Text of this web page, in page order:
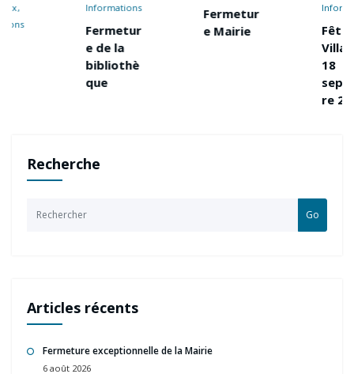
Informations
Fermetur
bibliothè
Fermetur
e Mairie
Informations
Fête du
Village –
septemb
re 2022
Recherche
Go
Articles récents
Fermeture exceptionnelle de la Mairie
6 août 2026